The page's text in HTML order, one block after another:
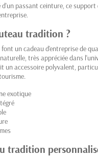
passant ceinture, ce
tradition ?
un cadeau d'entreprise de
très appréciée dans
un accessoire polyvalent,
exotique
tradition